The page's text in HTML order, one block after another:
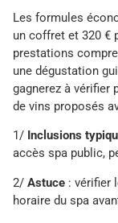
Les formules
un coffret et 320 €
prestations
une dégustation
gagnerez à vérifier
de vins proposés
1/ Inclusions
accès spa public,
2/ Astuce : vérifier
horaire du spa